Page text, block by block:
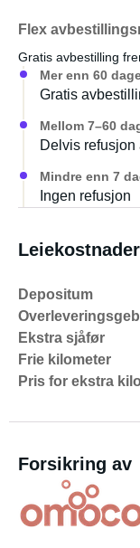
Flex
Gratis avbestilling
Mer enn 60
Gratis
Mellom 7–60
Delvis refusjon
Mindre enn 7
Ingen refusjon
Leiekostnader
Depositum
Ekstra sjåfør
Frie kilometer
Pris for ekstra
Forsikring av